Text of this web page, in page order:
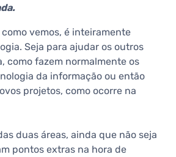
vemos, é inteiramente
Seja para ajudar os outros
como fazem normalmente os
da informação ou então
projetos, como ocorre na
duas áreas, ainda que não seja
pontos extras na hora de